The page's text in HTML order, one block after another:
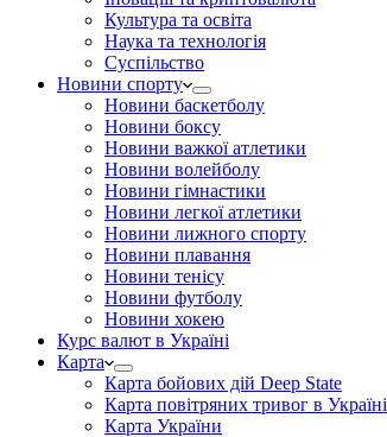
Культура та освіта
Наука та технологія
Суспільство
Новини спорту
Новини баскетболу
Новини боксу
Новини важкої атлетики
Новини волейболу
Новини гімнастики
Новини легкої атлетики
Новини лижного спорту
Новини плавання
Новини тенісу
Новини футболу
Новини хокею
Курс валют в Україні
Карта
Карта бойових дій Deep State
Карта повітряних тривог в Україні
Карта України